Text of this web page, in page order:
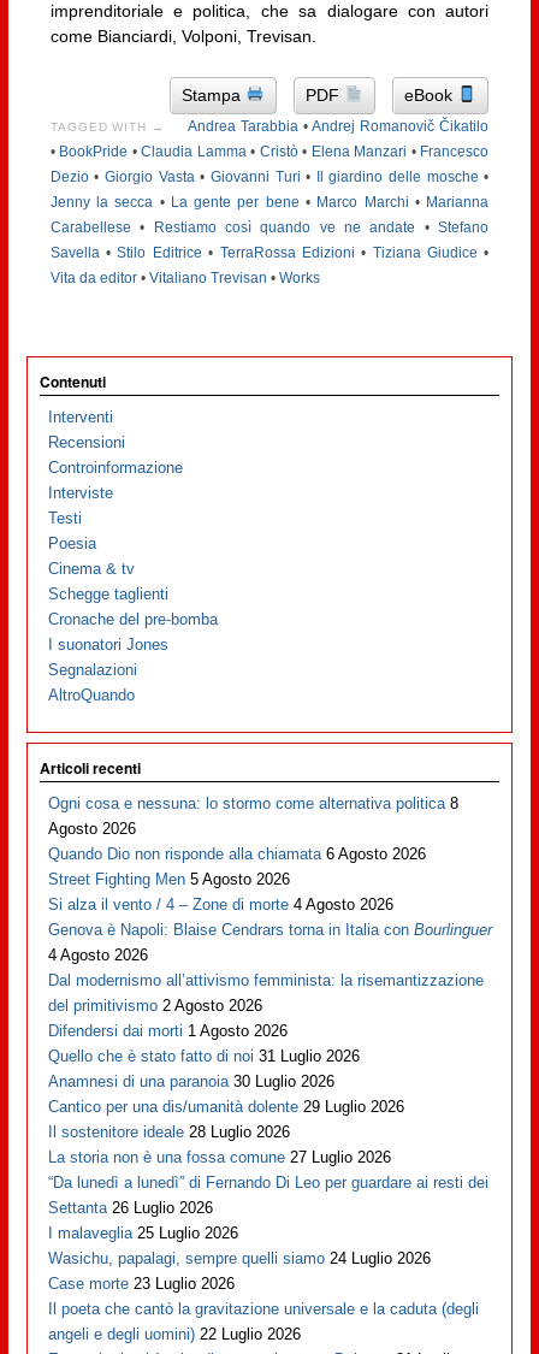
imprenditoriale e politica, che sa dialogare con autori
come Bianciardi, Volponi, Trevisan.
Stampa PDF eBook
TAGGED WITH → Andrea Tarabbia •Andrej Romanovič Čikatilo
• BookPride •Claudia Lamma• Cristò• Elena Manzari • Francesco
Dezio• Giorgio Vasta• Giovanni Turi • Il giardino delle mosche •
Jenny la secca • La gente per bene • Marco Marchi • Marianna
Carabellese • Restiamo così quando ve ne andate •Stefano
Savella•Stilo Editrice • TerraRossa Edizioni • Tiziana Giudice •
Vita da editor• Vitaliano Trevisan • Works
Contenuti
Interventi
Recensioni
Controinformazione
Interviste
Testi
Poesia
Cinema & tv
Schegge taglienti
Cronache del pre-bomba
I suonatori Jones
Segnalazioni
AltroQuando
Articoli recenti
Ogni cosa e nessuna: lo stormo come alternativa politica 8
Agosto 2026
Quando Dio non risponde alla chiamata 6 Agosto 2026
Street Fighting Men 5 Agosto 2026
Si alza il vento / 4 – Zone di morte 4 Agosto 2026
Genova è Napoli: Blaise Cendrars torna in Italia conBourlinguer
4 Agosto 2026
Dal modernismo all’attivismo femminista: la risemantizzazione
del primitivismo 2 Agosto 2026
Difendersi dai morti 1 Agosto 2026
Quello che è stato fatto di noi 31 Luglio 2026
Anamnesi di una paranoia 30 Luglio 2026
Cantico per una dis/umanità dolente 29 Luglio 2026
Il sostenitore ideale 28 Luglio 2026
La storia non è una fossa comune 27 Luglio 2026
“Da lunedì a lunedì” di Fernando Di Leo per guardare ai resti dei
Settanta 26 Luglio 2026
I malaveglia 25 Luglio 2026
Wasichu, papalagi, sempre quelli siamo 24 Luglio 2026
Case morte 23 Luglio 2026
Il poeta che cantò la gravitazione universale e la caduta (degli
angeli e degli uomini) 22 Luglio 2026